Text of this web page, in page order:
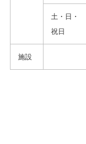
土・日・
祝日
施設